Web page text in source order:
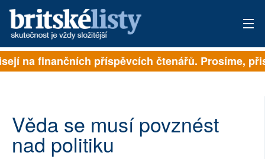
PŘIHLÁSIT
ARCHIV
ROZHOVORY
na finančních příspěvcích čtenářů. Prosíme,
Věda se musí povznést
nad politiku